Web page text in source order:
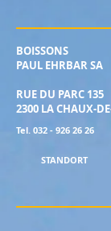
BOISSONS
PAUL EHRBAR SA
RUE DU PARC 135
2300 LA CHAUX-
Tel. 032 - 926 26 26
STANDORT